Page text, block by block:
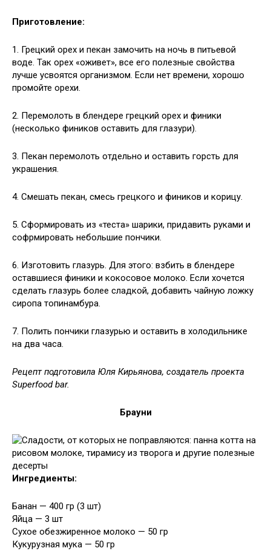
Приготовление:
1. Грецкий орех и пекан замочить на ночь в питьевой
воде. Так орех «оживет», все его полезные свойства
лучше усвоятся организмом. Если нет времени, хорошо
промойте орехи.
2. Перемолоть в блендере грецкий орех и финики
(несколько фиников оставить для глазури).
3. Пекан перемолоть отдельно и оставить горсть для
украшения.
4. Смешать пекан, смесь грецкого и фиников и корицу.
5. Сформировать из «теста» шарики, придавить руками и
софрмировать небольшие пончики.
6. Изготовить глазурь. Для этого: взбить в блендере
оставшиеся финики и кокосовое молоко. Если хочется
сделать глазурь более сладкой, добавить чайную ложку
сиропа топинамбура.
7. Полить пончики глазурью и оставить в холодильнике
на два часа.
Рецепт подготовила Юля Кирьянова, создатель проекта
Superfood bar.
Брауни
Ингредиенты:
Банан — 400 гр (3 шт)
Яйца — 3 шт
Сухое обезжиренное молоко — 50 гр
Кукурузная мука — 50 гр